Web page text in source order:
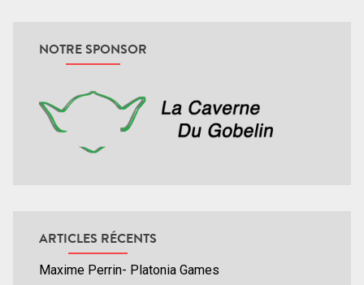
NOTRE SPONSOR
ARTICLES RÉCENTS
Maxime Perrin- Platonia Games